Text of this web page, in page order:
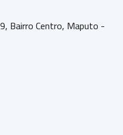
Bairro Centro, Maputo -